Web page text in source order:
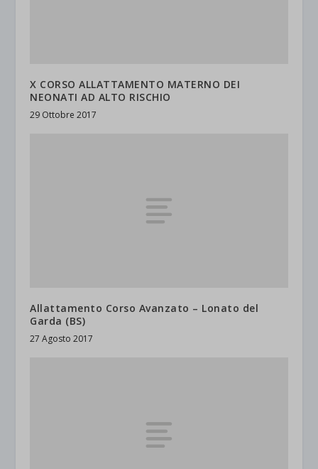
X CORSO ALLATTAMENTO MATERNO DEI
NEONATI AD ALTO RISCHIO
29 Ottobre 2017
Allattamento Corso Avanzato – Lonato del
Garda (BS)
27 Agosto 2017